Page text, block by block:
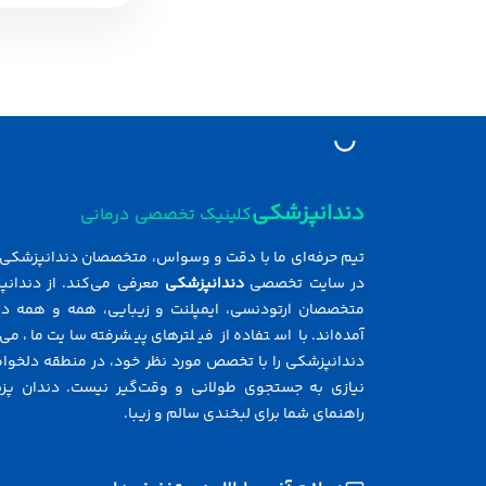
دندانپزشکیکلینیک تخصصی درمانی
تیم حرفه‌ای ما با دقت و وسواس، متخصصان دندانپزشکی
در سایت تخصصی دندانپزشکی معرفی می‌کند. از
متخصصان ارتودنسی، ایمپلنت و زیبایی، همه و همه
آمده‌اند. با استفاده از فیلترهای پیشرفته سایت ما،
دندانپزشکی را با تخصص مورد نظر خود، در منطقه
نیازی به جستجوی طولانی و وقت‌گیر نیست. دندان
راهنمای شما برای لبخندی سالم و زیبا.